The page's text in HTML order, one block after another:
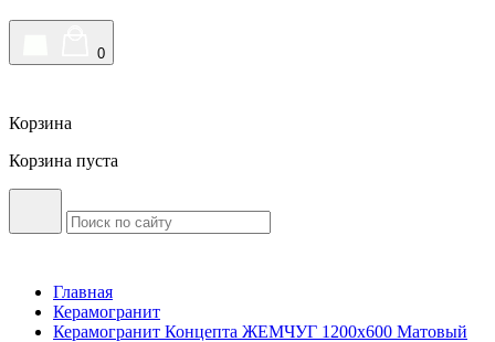
0
Корзина
Корзина пуста
Главная
Керамогранит
Керамогранит Концепта ЖЕМЧУГ 1200x600 Матовый